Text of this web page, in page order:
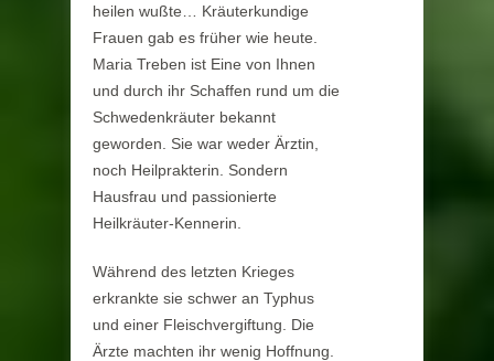
heilen wußte… Kräuterkundige
Frauen gab es früher wie heute.
Maria Treben ist Eine von Ihnen
und durch ihr Schaffen rund um die
Schwedenkräuter bekannt
geworden. Sie war weder Ärztin,
noch Heilprakterin. Sondern
Hausfrau und passionierte
Heilkräuter-Kennerin.
Während des letzten Krieges
erkrankte sie schwer an Typhus
und einer Fleischvergiftung. Die
Ärzte machten ihr wenig Hoffnung.